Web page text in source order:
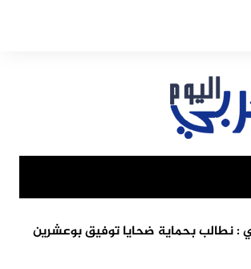
: نطالب بحماية ضحايا توفيق بوعشرين